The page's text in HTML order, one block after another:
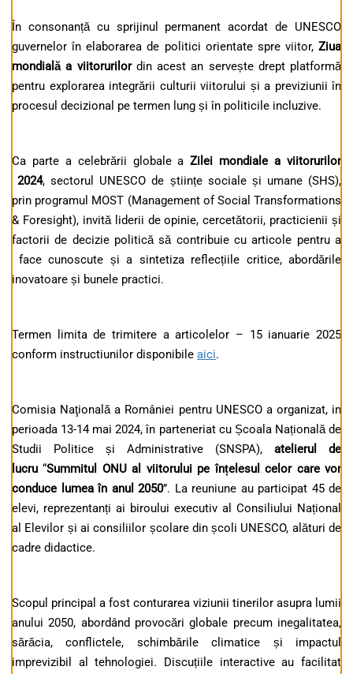
În consonanță cu sprijinul permanent acordat de UNESCO
guvernelor în elaborarea de politici orientate spre viitor, Ziua
mondială a viitorurilordin acest an servește drept platformă
pentru explorarea integrării culturii viitorului și a previziunii în
procesul decizional pe termen lung și în politicile incluzive.
Ca parte a celebrării globale aZilei mondiale a viitorurilor
2024, sectorul UNESCO de științe sociale și umane (SHS),
prin programul MOST (Management of Social Transformations
& Foresight), invită liderii de opinie, cercetătorii, practicienii și
factorii de decizie politică să contribuie cu articole pentru a
face cunoscute și a sintetiza reflecțiile critice, abordările
inovatoare și bunele practici.
Termen limita de trimitere a articolelor – 15 ianuarie 2025
conform instructiunilor disponibile aici.
Comisia Naţională a României pentru UNESCO a organizat, in
perioada 13-14 mai 2024, în parteneriat cu Școala Națională de
Studii Politice și Administrative (SNSPA), atelierul de
lucru “Summitul ONU al viitorului pe înțelesul celor care vor
conduce lumea în anul 2050”. La reuniune au participat 45 de
elevi, reprezentanți ai biroului executiv al Consiliului Național
al Elevilor și ai consiliilor școlare din școli UNESCO, alături de
cadre didactice.
Scopul principal a fost conturarea viziunii tinerilor asupra lumii
anului 2050, abordând provocări globale precum inegalitatea,
sărăcia, conflictele, schimbările climatice și impactul
imprevizibil al tehnologiei. Discuțiile interactive au facilitat